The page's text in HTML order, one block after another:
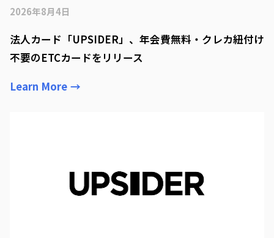
2026年8月4日
法人カード「UPSIDER」、年会費無料・クレカ紐付け
不要のETCカードをリリース
Learn More →